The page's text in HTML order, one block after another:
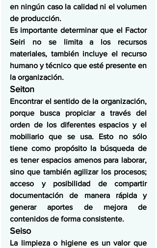
en ningún caso la calidad ni el volumen
de producción.
Es importante determinar que el Factor
Seiri no se limita a los recursos
materiales, también incluye el recurso
humano y técnico que esté presente en
la organización.
Seiton
Encontrar el sentido de la organización,
porque busca propiciar a través del
orden de los diferentes espacios y el
mobiliario que se usa. Esto no sólo
tiene como propósito la búsqueda de
es tener espacios amenos para laborar,
sino que también agilizar los procesos;
acceso y posibilidad de compartir
documentación de manera rápida y
generar aportes de mejora de
contenidos de forma consistente.
Seiso
La limpieza o higiene es un valor que